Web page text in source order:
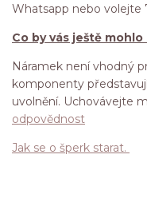
Whatsapp nebo volejte
Co by vás ještě
Náramek není vhodný
komponenty
uvolnění. Uchovávejte
odpovědnost
Jak se o šperk starat.